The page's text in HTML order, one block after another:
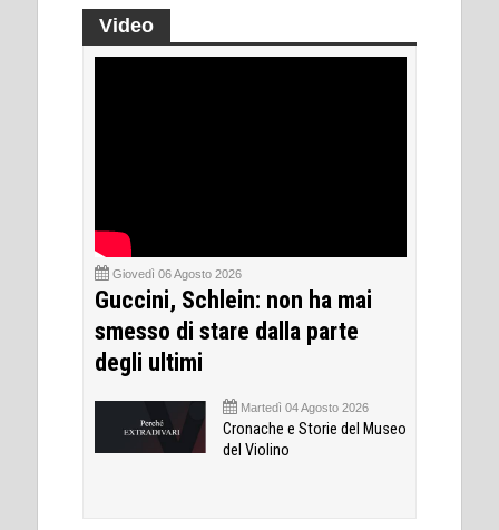
Video
Giovedì 06 Agosto 2026
Guccini, Schlein: non ha mai
smesso di stare dalla parte
degli ultimi
Martedì 04 Agosto 2026
Cronache e Storie del Museo
del Violino